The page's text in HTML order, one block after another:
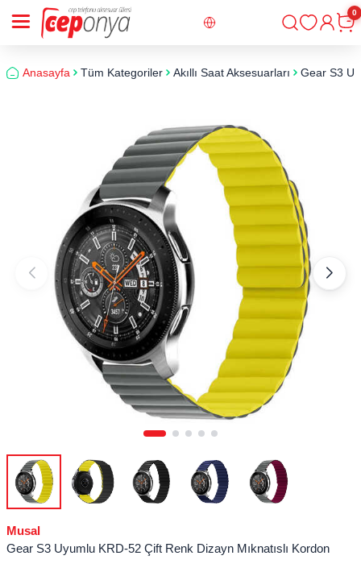
Giriş
0
Anasayfa Tüm Kategoriler Akıllı Saat Aksesuarları Gear S3
Musal
Gear S3 Uyumlu KRD-52 Çift Renk Dizayn Mıknatıslı Kordon